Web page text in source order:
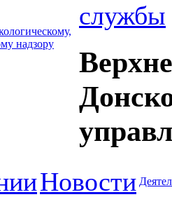
службы
Новости